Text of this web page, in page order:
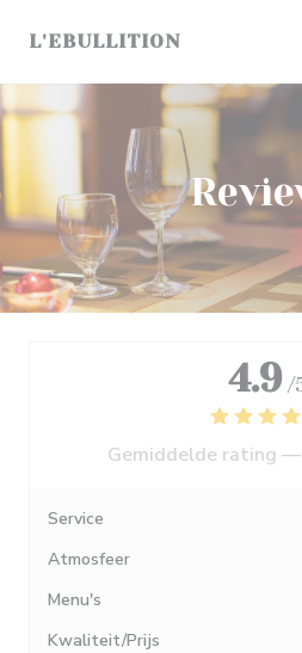
L'EBULLITION
4.9 /
Gemiddelde rating —
Service
Atmosfeer
Menu's
Kwaliteit/Prijs